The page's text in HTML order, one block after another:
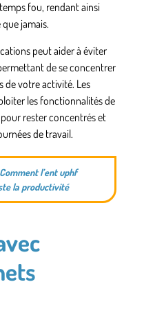
fou, rendant ainsi
jamais.
peut aider à éviter
de se concentrer
de votre activité. Les
les fonctionnalités de
rester concentrés et
de travail.
Comment l’ent uphf
la productivité